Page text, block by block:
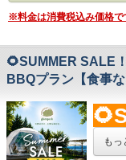
ラン
牛・
お野
中で
【グ
直径6
イベ
※料金は消費税込み価格で
🌻SUMMER SALE
BBQプラン【食事な
🌻
もっ